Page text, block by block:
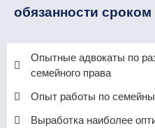
обязанности сроком
Опытные адвокаты по
семейного права
Опыт работы по
Выработка наиболее